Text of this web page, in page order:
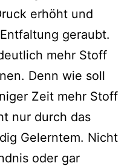
erhöht und
geraubt.
mehr Stoff
Denn wie soll
Zeit mehr Stoff
nur durch das
Gelerntem. Nicht
oder gar